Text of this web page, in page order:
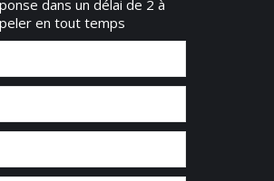
dans un délai de 2 à
en tout temps